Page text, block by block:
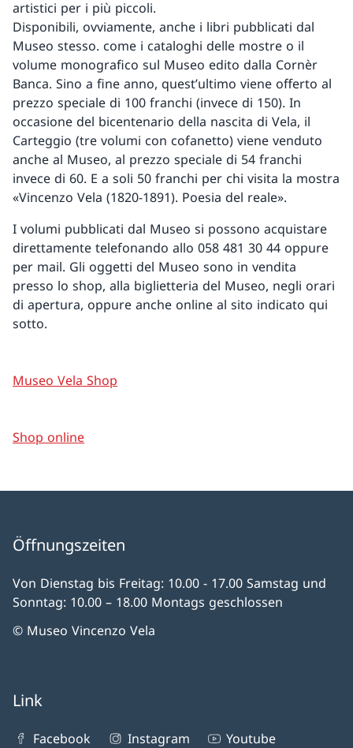
artistici per i più piccoli.
Disponibili, ovviamente, anche i libri pubblicati dal
Museo stesso. come i cataloghi delle mostre o il
volume monografico sul Museo edito dalla Cornèr
Banca. Sino a fine anno, quest’ultimo viene offerto al
prezzo speciale di 100 franchi (invece di 150). In
occasione del bicentenario della nascita di Vela, il
Carteggio (tre volumi con cofanetto) viene venduto
anche al Museo, al prezzo speciale di 54 franchi
invece di 60. E a soli 50 franchi per chi visita la mostra
«Vincenzo Vela (1820-1891). Poesia del reale».
I volumi pubblicati dal Museo si possono acquistare
direttamente telefonando allo 058 481 30 44 oppure
per mail. Gli oggetti del Museo sono in vendita
presso lo shop, alla biglietteria del Museo, negli orari
di apertura, oppure anche online al sito indicato qui
sotto.
Museo Vela Shop
Shop online
Öffnungszeiten
Von Dienstag bis Freitag: 10.00 - 17.00 Samstag und
Sonntag: 10.00 – 18.00 Montags geschlossen
© Museo Vincenzo Vela
Link
Facebook Instagram Youtube